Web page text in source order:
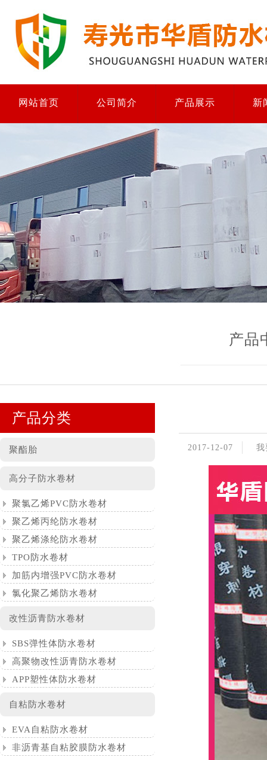
网站首页 公司简介 产品展示 新
产品
产品分类
聚酯胎
高分子防水卷材
聚氯乙烯PVC防水卷材
聚乙烯丙纶防水卷材
聚乙烯涤纶防水卷材
TPO防水卷材
加筋内增强PVC防水卷材
氯化聚乙烯防水卷材
改性沥青防水卷材
SBS弹性体防水卷材
高聚物改性沥青防水卷材
APP塑性体防水卷材
自粘防水卷材
EVA自粘防水卷材
非沥青基自粘胶膜防水卷材
2017-12-07 我